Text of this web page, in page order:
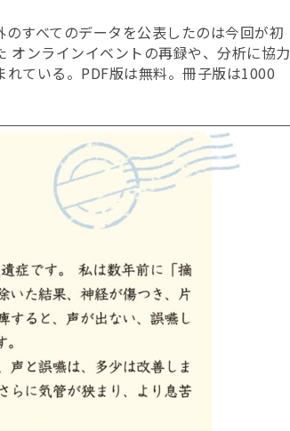
すべてのデータを公表したのは今回が初
オンラインイベントの再録や、分析に協力
ている。PDF版は無料。冊子版は1000